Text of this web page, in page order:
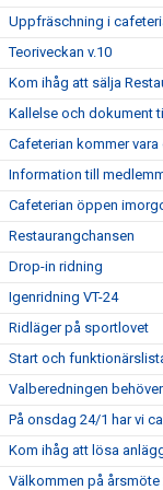
Uppfräschning i
Teoriveckan v.10
Kom ihåg att sälja
Kallelse och dokument
Cafeterian kommer
Information till
Cafeterian öppen
Restaurangchansen
Drop-in ridning
Igenridning VT-24
Ridläger på sportlovet
Start och
Valberedningen
På onsdag 24/1 har vi
Kom ihåg att lösa
Välkommen på